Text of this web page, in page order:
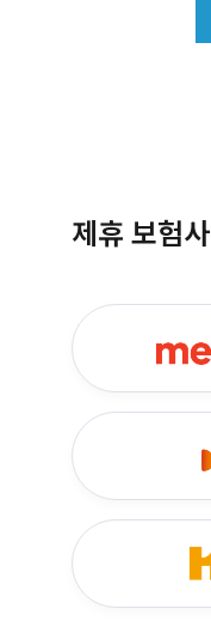
제휴 보험사